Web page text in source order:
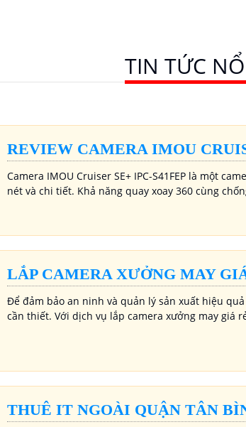
TIN TỨC
REVIEW CAMERA IMOU
Camera IMOU Cruiser SE+ IPC-S41FEP là một
nét và chi tiết. Khả năng quay xoay 360 cùng
LẮP CAMERA XƯỞNG MAY
Để đảm bảo an ninh và quản lý sản xuất hiệu
cần thiết. Với dịch vụ lắp camera xưởng may giá
THUÊ IT NGOÀI QUẬN TÂN